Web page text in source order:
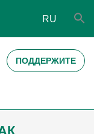
RU
ПОДДЕРЖИТЕ